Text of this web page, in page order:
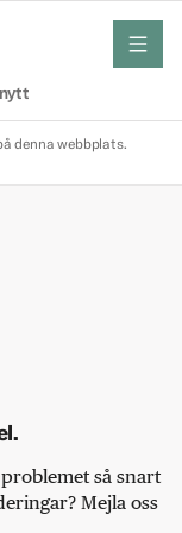
meny
denna webbplats.
så snart
Mejla oss